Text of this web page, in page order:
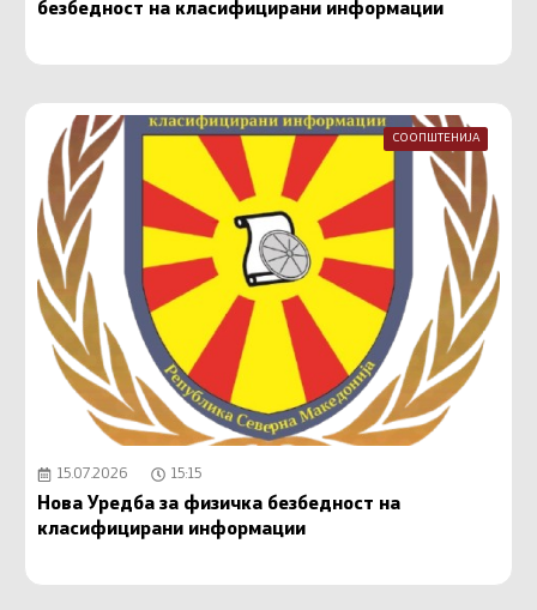
безбедност на класифицирани информации
СООПШТЕНИЈА
15.07.2026 15:15
Нова Уредба за физичка безбедност на
класифицирани информации